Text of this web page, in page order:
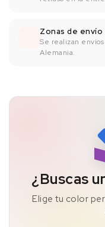
Zonas de envío
Se realizan envíos
Alemania.
¿Buscas
Elige tu color